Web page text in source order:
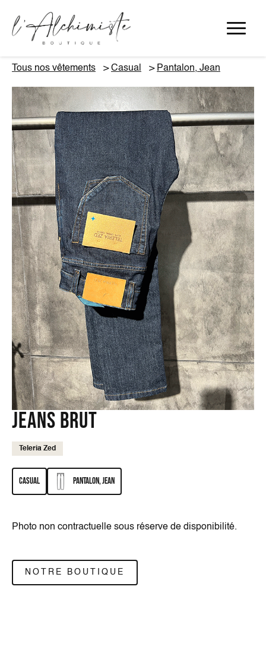
Tous nos vêtements Casual Pantalon, Jean
Jeans brut
Teleria Zed
Casual Pantalon, Jean
Photo non contractuelle sous réserve de disponibilité.
NOTRE BOUTIQUE